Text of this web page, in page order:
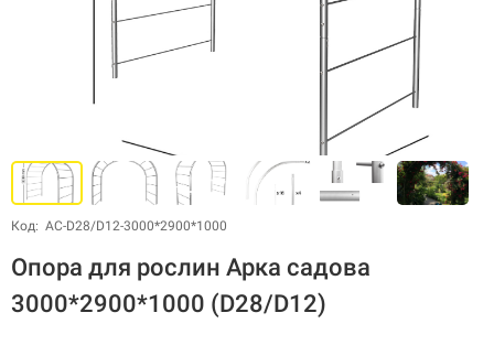
Код: АС-D28/D12-3000*2900*1000
Опора для рослин Арка садова
3000*2900*1000 (D28/D12)